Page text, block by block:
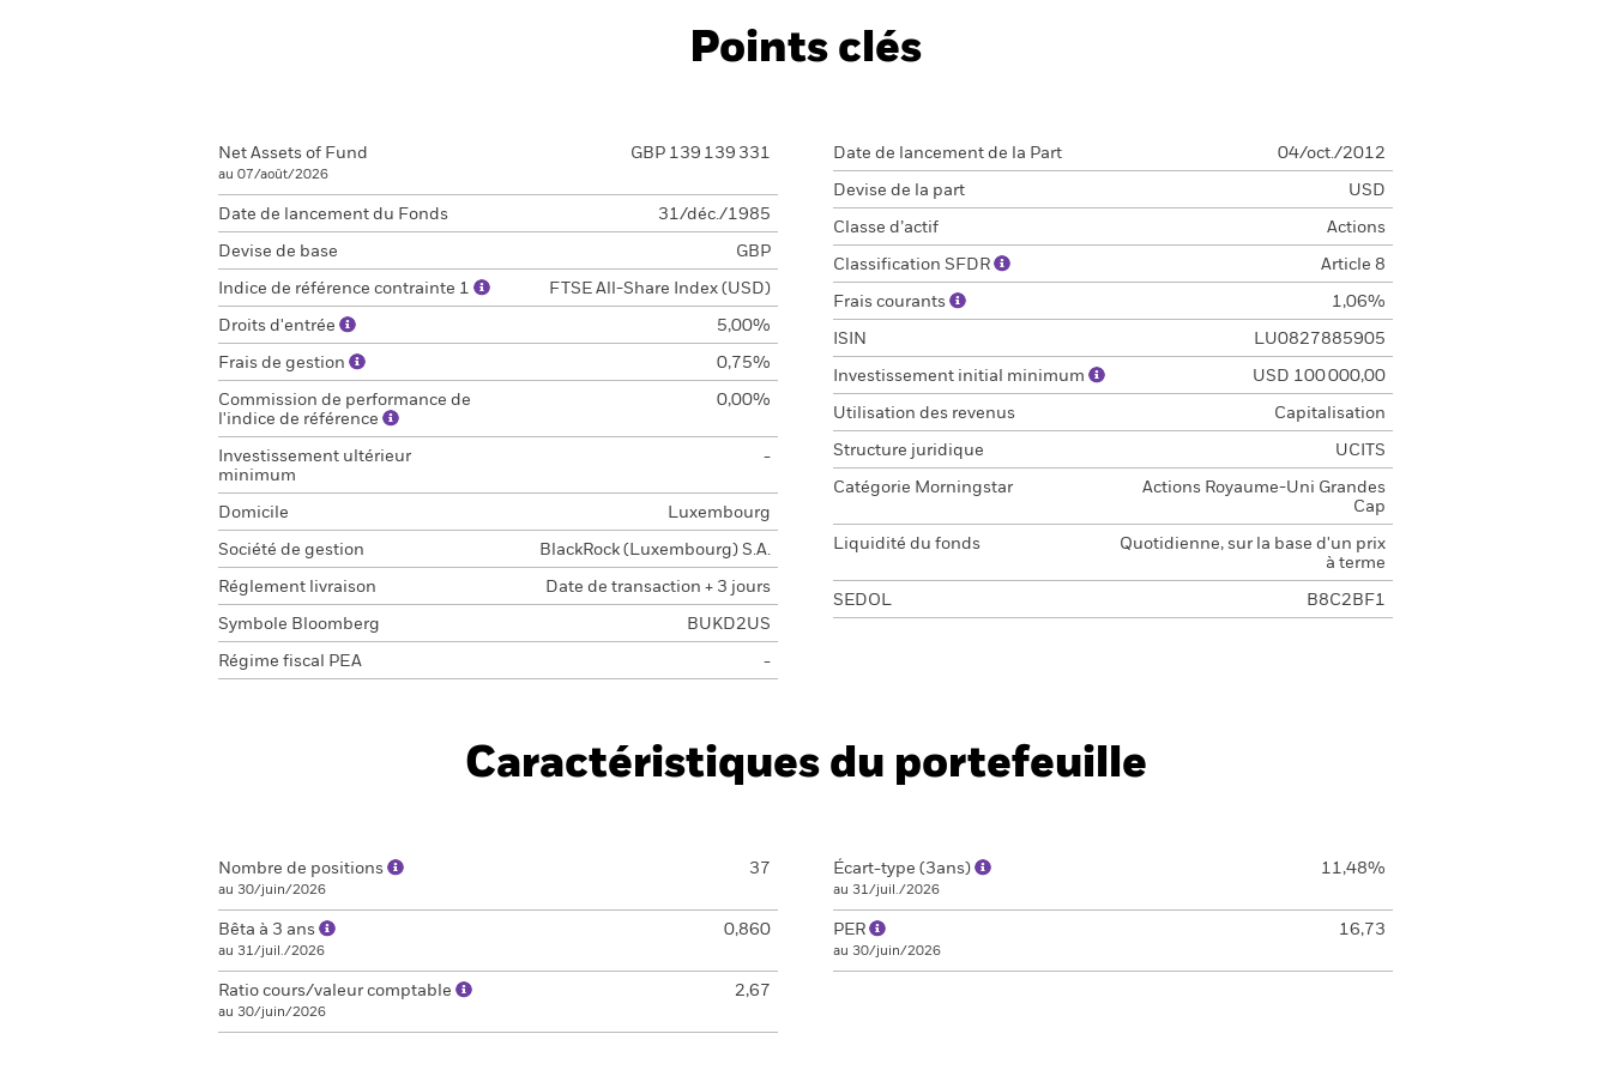
Points clés
Net Assets of Fund
au 07/août/2026
GBP 139 139 331
Date de lancement du Fonds 31/déc./1985
Devise de base GBP
Indice de référence contrainte 1 FTSE All-Share Index (USD)
Droits d'entrée 5,00%
Frais de gestion 0,75%
Commission de performance de
l'indice de référence
0,00%
Investissement ultérieur
minimum
-
Domicile Luxembourg
Société de gestion BlackRock (Luxembourg) S.A.
Réglement livraison Date de transaction + 3 jours
Symbole Bloomberg BUKD2US
Régime fiscal PEA -
Date de lancement de la Part 04/oct./2012
Devise de la part USD
Classe d’actif Actions
Classification SFDR Article 8
Frais courants 1,06%
ISIN LU0827885905
Investissement initial minimum USD 100 000,00
Utilisation des revenus Capitalisation
Structure juridique UCITS
Catégorie Morningstar
Actions Royaume-Uni Grandes
Cap
Liquidité du fonds
Quotidienne, sur la base d'un prix
à terme
SEDOL B8C2BF1
Caractéristiques du portefeuille
Nombre de positions
au 30/juin/2026
37
Bêta à 3 ans
au 31/juil./2026
0,860
Ratio cours/valeur comptable
au 30/juin/2026
2,67
Écart-type (3ans)
au 31/juil./2026
11,48%
PER
au 30/juin/2026
16,73